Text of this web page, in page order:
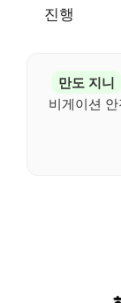
진행
만도 지니
비게이션